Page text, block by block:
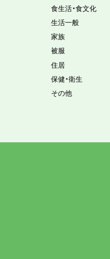
食生活・食文化
生活一般
家族
被服
住居
保健・衛生
その他